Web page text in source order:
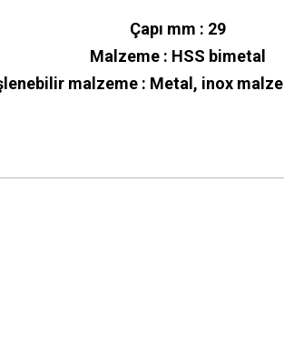
Çapı mm : 29
Malzeme : HSS bimetal
malzeme : Metal, inox